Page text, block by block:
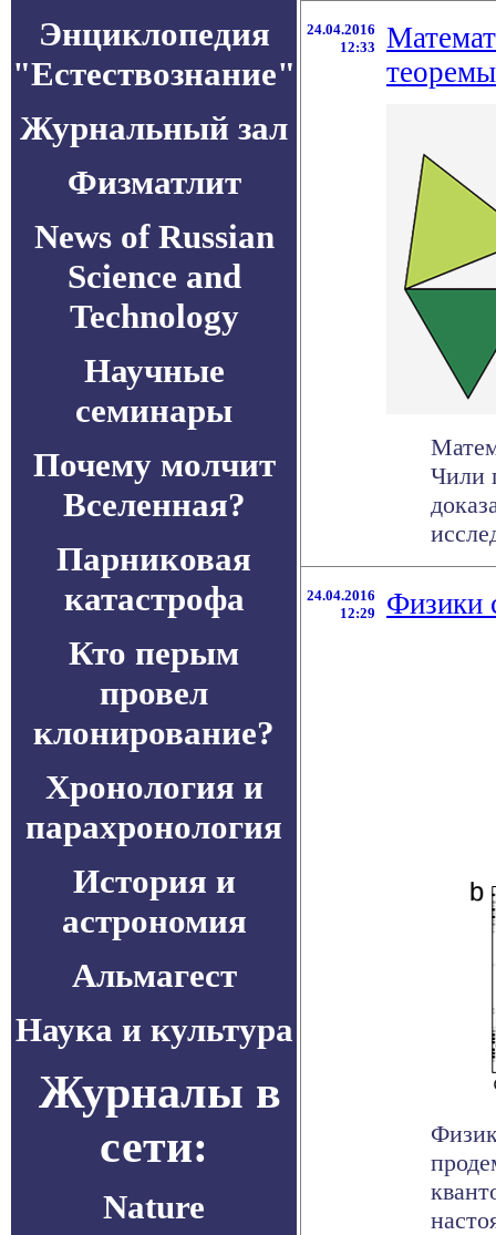
Энциклопедия
"Естествознание"
Журнальный зал
Физматлит
News of Russian
Science and
Technology
Научные
семинары
Почему молчит
Вселенная?
Парниковая
катастрофа
Кто перым
провел
клонирование?
Хронология и
парахронология
История и
астрономия
Альмагест
Наука и культура
Журналы в
сети:
Nature
24.04.2016
12:33
Чили
24.04.2016
12:29
Физики